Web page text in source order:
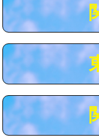
マス交換（深さ50㎝
マス交換（深さ50㎝
コンクリート斫り
コンクリート斫り（
モルタル補修（厚さ